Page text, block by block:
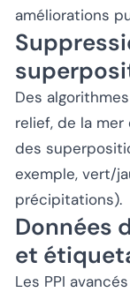
améliorations
Des
relief, de la
des
exemple, vert/
précipitations).
Données
et
Les PPI